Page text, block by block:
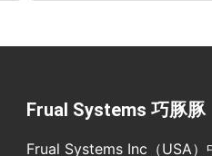
Frual Systems 巧豚豚
Frual Systems Inc（USA）